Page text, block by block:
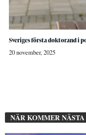
Sveriges första doktorand i
20 november, 2025
NÄR KOMMER